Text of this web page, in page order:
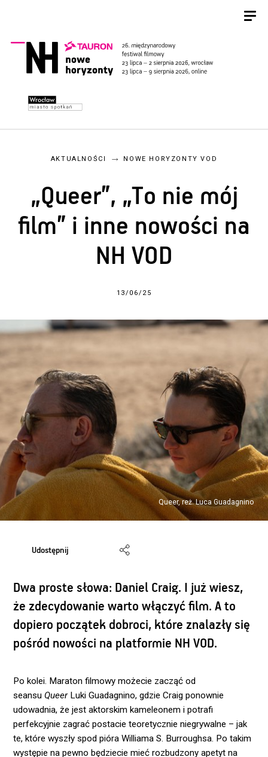
AKTUALNOŚCI NOWE HORYZONTY VOD
„Queer”, „To nie mój
film” i inne nowości na
NH VOD
13/06/25
Queer, reż. Luca Guadagnino
Udostępnij
Dwa proste słowa: Daniel Craig. I już wiesz,
że zdecydowanie warto włączyć film. A to
dopiero początek dobroci, które znalazły się
pośród nowości na platformie NH VOD.
Po kolei. Maraton filmowy możecie zacząć od
seansuQueerLuki Guadagnino, gdzie Craig ponownie
udowadnia, że jest aktorskim kameleonem i potrafi
perfekcyjnie zagrać postacie teoretycznie niegrywalne – jak
te, które wyszły spod pióra Williama S. Burroughsa. Po takim
występie na pewno będziecie mieć rozbudzony apetyt na